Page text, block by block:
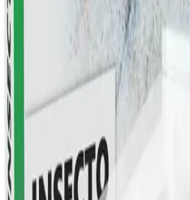
Помещения и другое
Обработка от муравьев
Обработка от чешуйниц
Обработка от
Обработка от
Обработка от ос
Борьба с дрозофилами
Полезные ссылки